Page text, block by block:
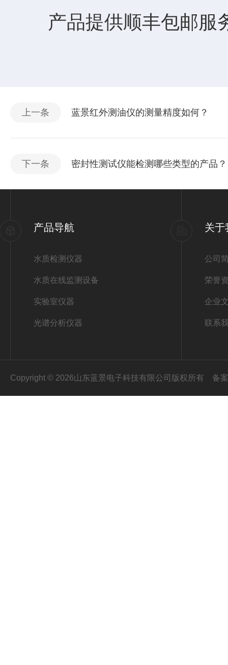
产品提供顺丰包邮服
上一条 蓝景红外测油仪的测量精度如何？
下一条 密封性测试仪能检测哪些类型的产品？
产品导航
水质检测仪器
水质在线监测设备
实验室仪器
光谱分析仪器
关于
公司
荣誉
企业
联系
Copyright © 2026山东蓝景电子科技有限公司版权所有 备